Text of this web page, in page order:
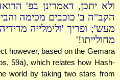
ולא יתכן, דאמרינן בפ'
הקב"ה ב' כוכבים מכימה
מעש'; ופריך 'ולימלייה
מחולייתו!'
however, based on the Gemara
59a), which relates how Hash-
world by taking two stars from